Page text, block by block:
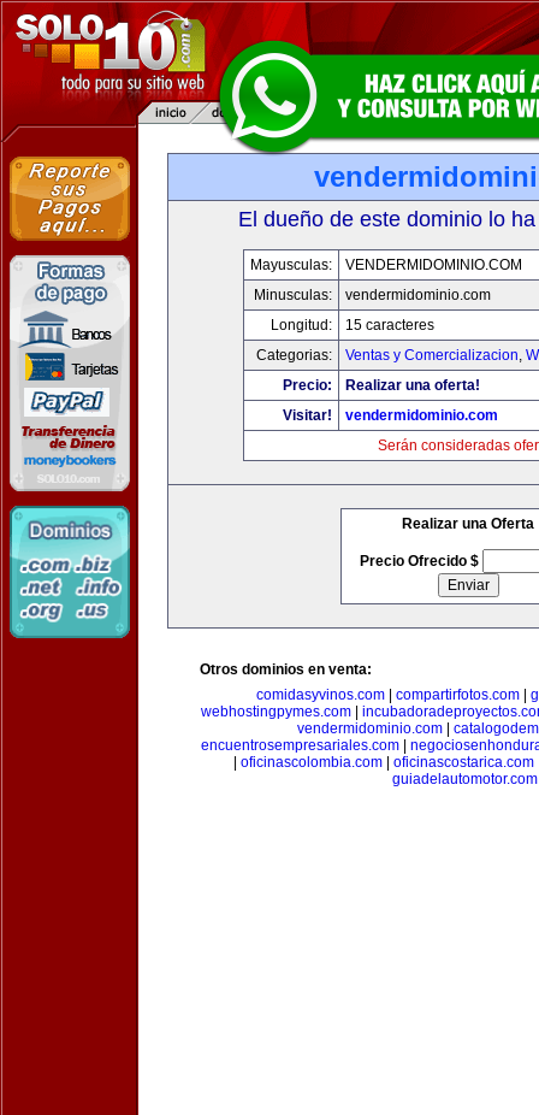
El dueño de este dominio lo
Mayusculas:
VENDERMIDOMINIO.COM
Minusculas:
vendermidominio.com
Longitud:
15 caracteres
Categorias:
Ventas y Comercializacion,
Precio:
Realizar una oferta!
Visitar!
vendermidominio.com
Serán consideradas
Realizar una Oferta
Precio Ofrecido $
Otros dominios en venta:
comidasyvinos.com| compartirfotos.com|
webhostingpymes.com
vendermidominio.com|
encuentrosempresariales.com|
oficinascolombia.com| oficinascostarica.com
guiadelautomotor.com